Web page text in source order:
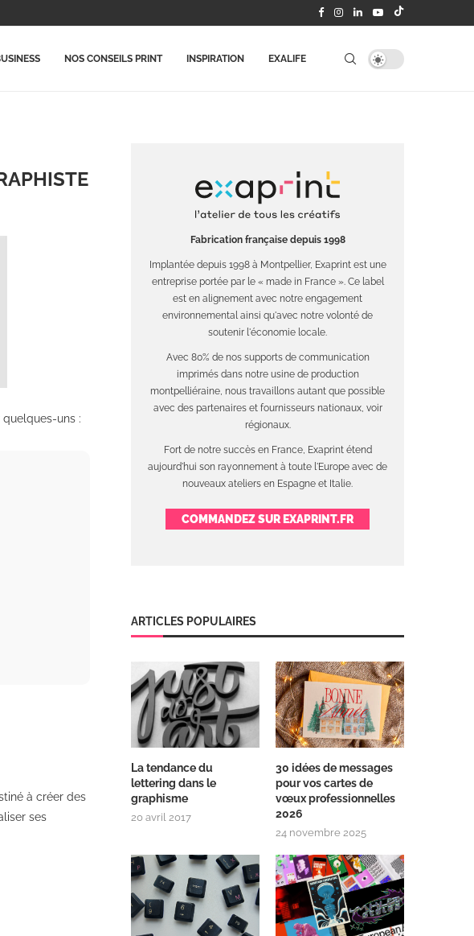
NOS CONSEILS PRINT INSPIRATION EXALIFE
uns :
à créer des
ses
Fabrication française depuis 1998
Implantée depuis 1998 à Montpellier, Exaprint est une
entreprise portée par le « made in France ». Ce label
est en alignement avec notre engagement
environnemental ainsi qu'avec notre volonté de
soutenir l'économie locale.
Avec 80% de nos supports de communication
imprimés dans notre usine de production
montpelliéraine, nous travaillons autant que possible
avec des partenaires et fournisseurs nationaux, voir
régionaux.
Fort de notre succès en France, Exaprint étend
aujourd'hui son rayonnement à toute l'Europe avec de
nouveaux ateliers en Espagne et Italie.
COMMANDEZ SUR EXAPRINT.FR
ARTICLES POPULAIRES
La tendance du
lettering dans le
graphisme
20 avril 2017
30 idées de messages
pour vos cartes de
vœux professionnelles
2026
24 novembre 2025